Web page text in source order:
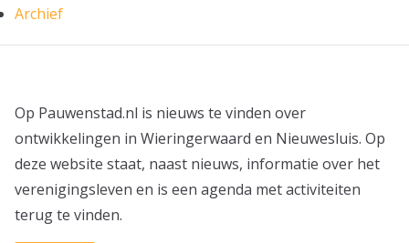
Archief
Op Pauwenstad.nl is nieuws te vinden over
ontwikkelingen in Wieringerwaard en Nieuwesluis. Op
deze website staat, naast nieuws, informatie over het
verenigingsleven en is een agenda met activiteiten
terug te vinden.